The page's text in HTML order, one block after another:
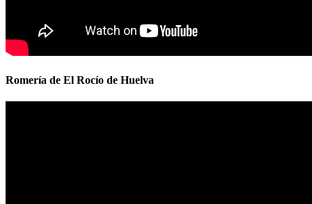
Romería de El Rocío de Huelva